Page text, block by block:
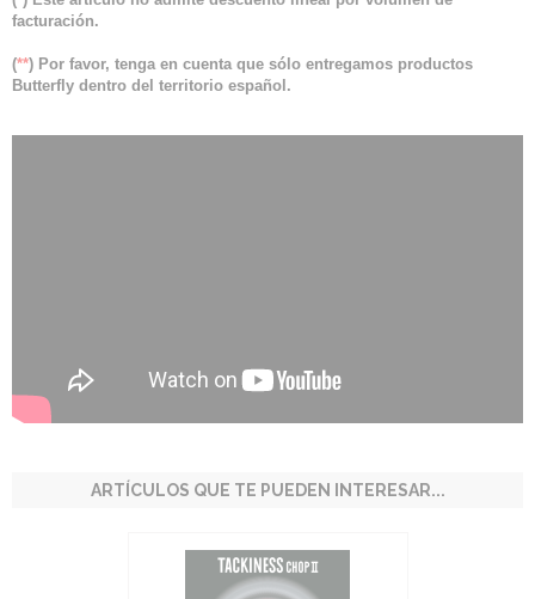
facturación.
(**) Por favor, tenga en cuenta que sólo entregamos productos
Butterfly dentro del territorio español.
ARTÍCULOS QUE TE PUEDEN INTERESAR...